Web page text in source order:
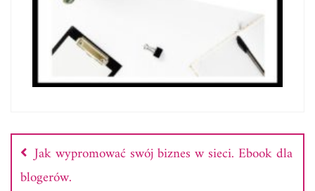
Nawigacja
wpisu
Jak wypromować swój biznes w sieci. Ebook dla
blogerów.